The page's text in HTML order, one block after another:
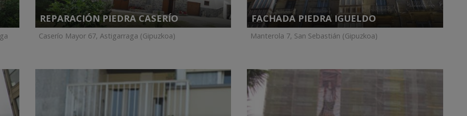
REPARACIÓN PIEDRA CASERÍO
Caserío Mayor 67, Astigarraga (Gipuzkoa)
FACHADA PIEDRA IGUELDO
Manterola 7, San Sebastián (Gipuzkoa)